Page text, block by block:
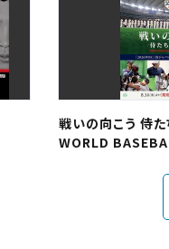
中国・四国
戦いの向こう 侍
WORLD